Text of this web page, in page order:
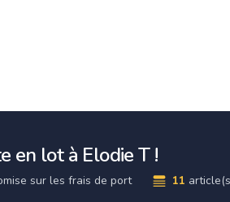
en lot à Elodie T !
sur les frais de port 11